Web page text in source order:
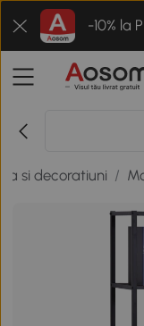
-10% la
si decoratiuni /